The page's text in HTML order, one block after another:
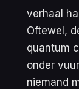
verhaal
Oftewel,
quantum
onder
niemand